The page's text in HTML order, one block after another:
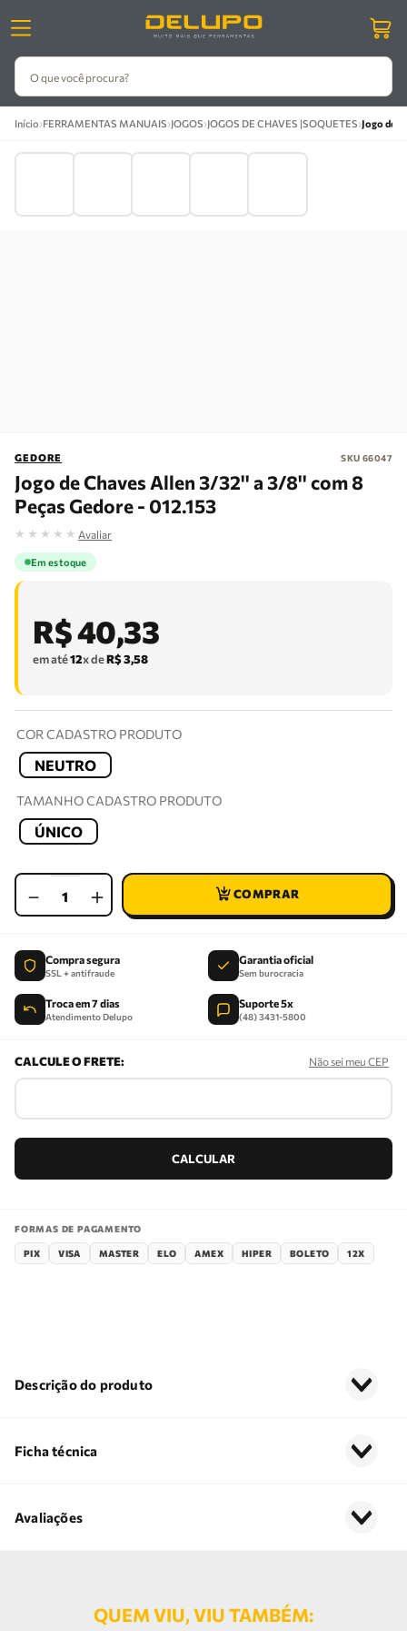
O que você procura?
Início›FERRAMENTAS MANUAIS›JOGOS›JOGOS DE CHAVES |SOQUETES›Jogo de
GEDORE SKU 66047
Jogo de Chaves Allen 3/32'' a 3/8'' com 8
Peças Gedore - 012.153
★ ★ ★ ★ ★ Avaliar
Em estoque
R$40,33
em até12x deR$3,58
COR CADASTRO PRODUTO
NEUTRO
TAMANHO CADASTRO PRODUTO
ÚNICO
＋
－
Compra segura
SSL + antifraude
Garantia oficial
Sem burocracia
Troca em 7 dias
Atendimento Delupo
Suporte 5x
(48) 3431-5800
Não sei meu CEP
FORMAS DE PAGAMENTO
PIX VISA MASTER ELO AMEX HIPER BOLETO 12X
Descrição do produto
Ficha técnica
Avaliações
QUEM VIU, VIU TAMBÉM: